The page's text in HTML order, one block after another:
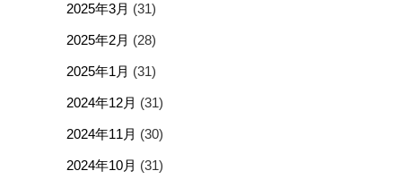
2025年3月 (31)
2025年2月 (28)
2025年1月 (31)
2024年12月 (31)
2024年11月 (30)
2024年10月 (31)